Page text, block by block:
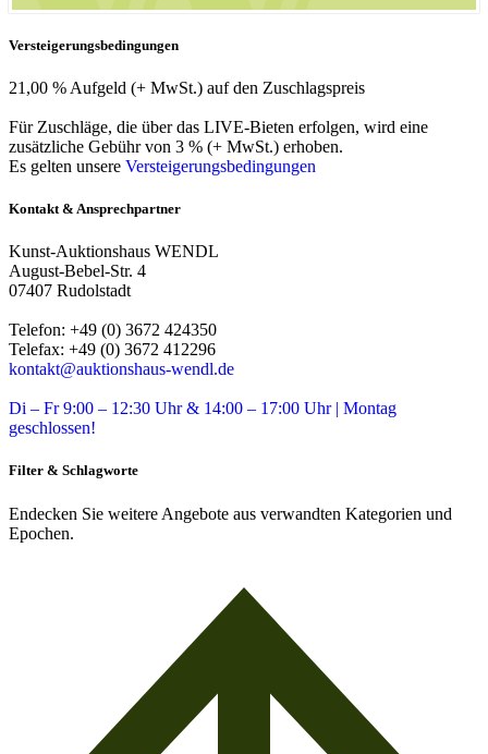
Versteigerungsbedingungen
21,00 % Aufgeld (+ MwSt.) auf den Zuschlagspreis
Für Zuschläge, die über das LIVE-Bieten erfolgen, wird eine
zusätzliche Gebühr von 3 % (+ MwSt.) erhoben.
Es gelten unsere Versteigerungsbedingungen
Kontakt & Ansprechpartner
Kunst-Auktionshaus WENDL
August-Bebel-Str. 4
07407 Rudolstadt
Telefon: +49 (0) 3672 424350
Telefax: +49 (0) 3672 412296
kontakt@auktionshaus-wendl.de
Di – Fr 9:00 – 12:30 Uhr & 14:00 – 17:00 Uhr | Montag
geschlossen!
Filter & Schlagworte
Endecken Sie weitere Angebote aus verwandten Kategorien und
Epochen.